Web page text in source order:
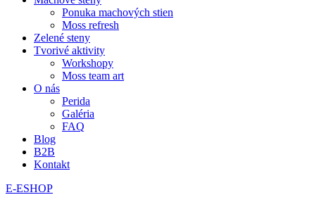
Ponuka machových stien
Moss refresh
Zelené steny
Tvorivé aktivity
Workshopy
Moss team art
O nás
Perida
Galéria
FAQ
Blog
B2B
Kontakt
E-ESHOP